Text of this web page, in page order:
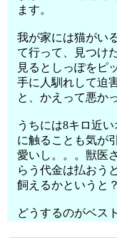
ます。
我が家には猫がい
て行って、見つけ
見るとしっぽをピ
手に人馴れして迫
と、かえって悪か
うちには8キロ近
に触ることも気が
愛いし。。。獣医
らう代金は払おう
飼えるかというと
どうするのがベス